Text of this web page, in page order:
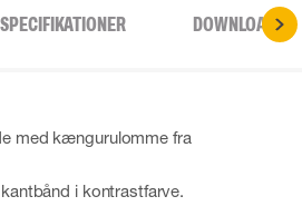
SPECIFIKATIONER DOWNLOADS
med kængurulomme fra
i kontrastfarve.